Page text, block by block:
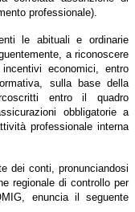
professionale).
le abituali e ordinarie
a riconoscere
economici, entro
sulla base della
entro il quadro
obbligatorie a
professionale interna
dei conti, pronunciandosi
regionale di controllo per
enuncia il seguente